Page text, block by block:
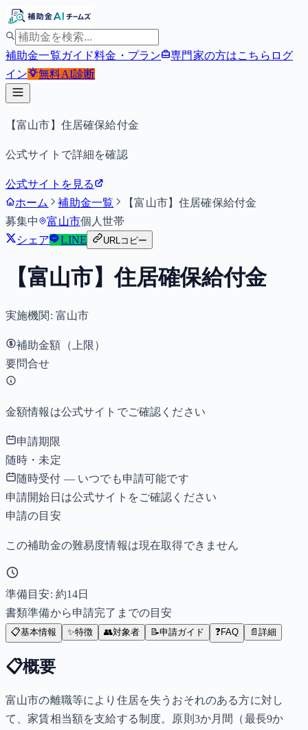
補助金一覧ガイド料金・プラン 専門家の方はこちら ログ
イン
無料AI診断
【富山市】住居確保給付金
公式サイトで詳細を確認
公式サイトを見る
ホーム
補助金一覧
【富山市】住居確保給付金
募集中
富山市個人世帯
シェア
LINE URLコピー
【富山市】住居確保給付金
実施機関: 富山市
補助金額（上限）
要問合せ
金額情報は公式サイトでご確認ください
申請期限
随時・未定
随時受付 — いつでも申請可能です
申請開始日は公式サイトをご確認ください
申請の目安
この補助金の難易度情報は現在取得できません
準備目安: 約14日
書類準備から申請完了までの目安
📋基本情報 ✨特徴 👥対象者 📝申請ガイド ❓FAQ 📄 詳細
📋概要
富山市の離職等により住居を失うおそれのある方に対し
て、家賃相当額を支給する制度。原則3か月間（最長9か